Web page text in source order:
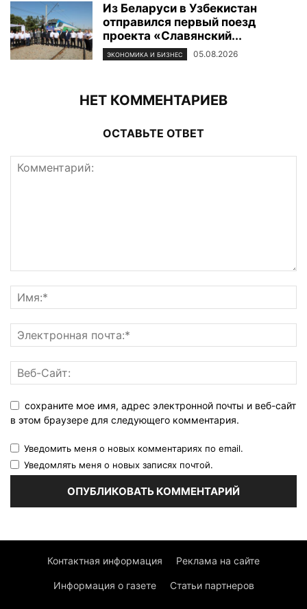
Из Беларуси в Узбекистан
отправился первый поезд
проекта «Славянский...
ЭКОНОМИКА И БИЗНЕС 05.08.2026
НЕТ КОММЕНТАРИЕВ
ОСТАВЬТЕ ОТВЕТ
сохраните мое имя, адрес электронной почты и веб-сайт
в этом браузере для следующего комментария.
Уведомить меня о новых комментариях по email.
Уведомлять меня о новых записях почтой.
Контактная информация Реклама на сайте
Информация о газете Статьи партнеров